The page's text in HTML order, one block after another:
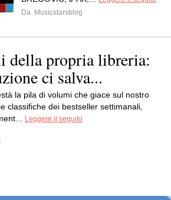
Da Musicstarsblog
della propria libreria:
ci salva...
la pila di volumi che giace sul nostro
classifiche dei bestseller settimanali,
Leggere il seguito